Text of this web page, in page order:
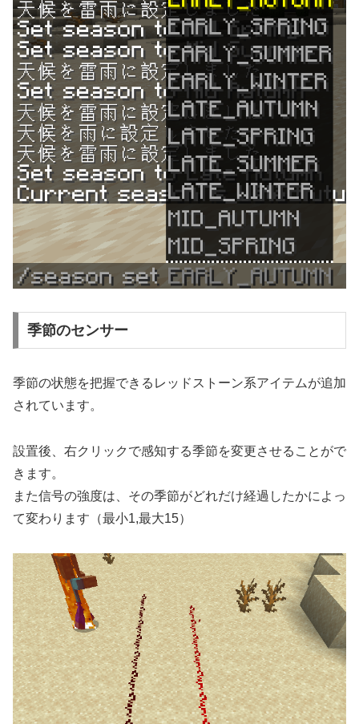
季節のセンサー
季節の状態を把握できるレッドストーン系アイテムが追加
されています。
設置後、右クリックで感知する季節を変更させることがで
きます。
また信号の強度は、その季節がどれだけ経過したかによっ
て変わります（最小1,最大15）